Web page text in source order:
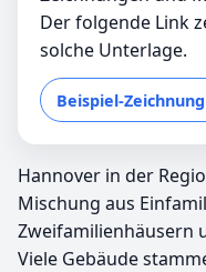
Der folgende Link
solche Unterlage.
Beispiel-
Hannover in der
Mischung aus
Zweifamilienhäusern
Viele Gebäude